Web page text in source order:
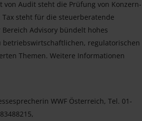
Audit steht die Prüfung von Konzern-
Tax steht für die steuerberatende
Bereich Advisory bündelt hohes
betriebswirtschaftlichen, regulatorischen
Themen. Weitere Informationen
WWF Österreich, Tel. 01-